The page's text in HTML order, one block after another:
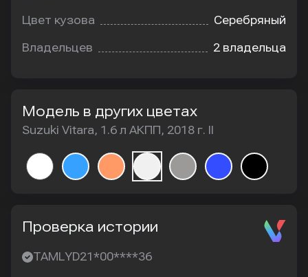
Цвет кузова Серебряный
Владельцев 2 владельца
Модель в других цветах
Suzuki Vitara, 1.6 л АКПП, 2018 г. II
Проверка истории
TAMLYD21*00****36